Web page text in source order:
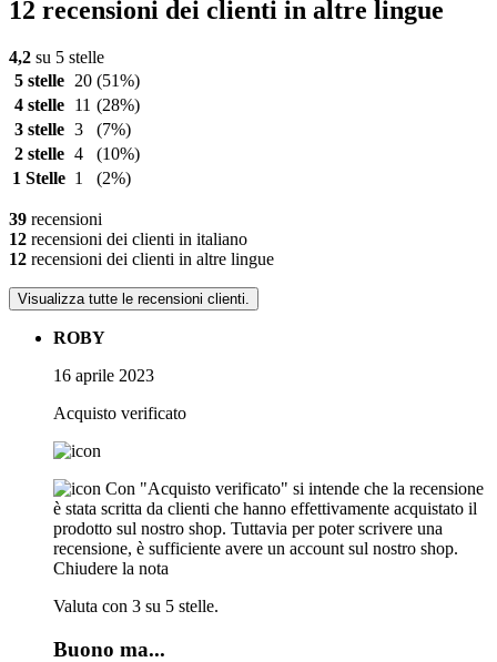
12 recensioni dei clienti in altre lingue
4,2 su 5 stelle
5 stelle
20 (51%)
4 stelle
11 (28%)
3 stelle 3
(7%)
2 stelle 4
(10%)
1 Stelle 1 (2%)
39 recensioni
12 recensioni dei clienti in italiano
12 recensioni dei clienti in altre lingue
Visualizza tutte le recensioni clienti.
ROBY
16 aprile 2023
Acquisto verificato
Con "Acquisto verificato" si intende che la recensione
è stata scritta da clienti che hanno effettivamente acquistato il
prodotto sul nostro shop. Tuttavia per poter scrivere una
recensione, è sufficiente avere un account sul nostro shop.
Chiudere la nota
Valuta con 3 su 5 stelle.
Buono ma...